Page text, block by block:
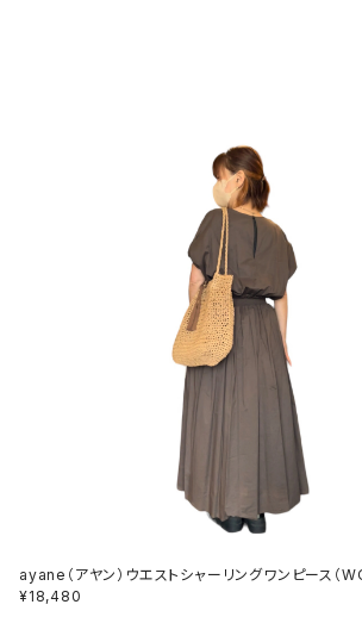
ayane（アヤン）ウエストシャーリングワンピース（
¥18,480